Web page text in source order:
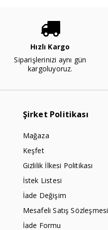
Hızlı Kargo
Siparişlerinizi aynı gün
kargoluyoruz.
Şirket Politikası
Mağaza
Keşfet
Gizlilik İlkesi Politikası
İstek Listesi
İade Değişim
Mesafeli Satış Sözleşmesi
İade Formu